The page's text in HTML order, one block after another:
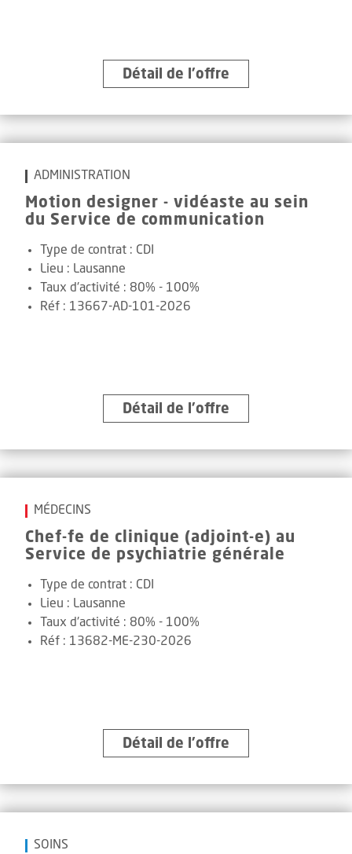
Détail de l’offre
ADMINISTRATION
Motion designer - vidéaste au sein
du Service de communication
Type de contrat : CDI
Lieu : Lausanne
Taux d'activité : 80% - 100%
Réf : 13667-AD-101-2026
Détail de l’offre
MÉDECINS
Chef-fe de clinique (adjoint-e) au
Service de psychiatrie générale
Type de contrat : CDI
Lieu : Lausanne
Taux d'activité : 80% - 100%
Réf : 13682-ME-230-2026
Détail de l’offre
SOINS